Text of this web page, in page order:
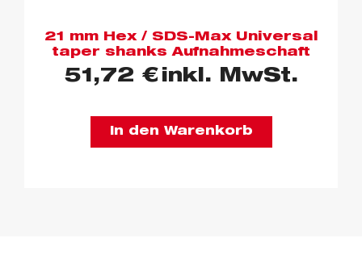
21 mm Hex / SDS-Max Universal
taper shanks Aufnahmeschaft
51,72 € inkl. MwSt.
In den Warenkorb